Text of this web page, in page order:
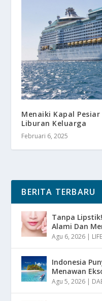
Menaiki Kapal
Liburan Keluarga
Februari 6, 2025
BERITA TERBARU
Tanpa
Alami Dan
Agu 6, 2026 |
Indonesia
Menawan
Agu 5, 2026 |